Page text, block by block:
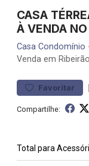
CASA
À VENDA
Casa Condomínio
Venda em
Favoritar
Compartilhe:
Total para